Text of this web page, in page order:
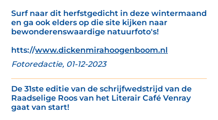
Surf naar dit herfstgedicht in deze wintermaand
en ga ook elders op die site kijken naar
bewonderenswaardige natuurfoto's!
htts://www.dickenmirahoogenboom.nl
Fotoredactie, 01-12-2023
De 31ste editie van de schrijfwedstrijd van de
Raadselige Roos van het Literair Café Venray
gaat van start!